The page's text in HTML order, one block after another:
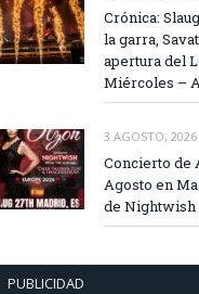
Crónica:
la garra,
apertura del
Miércoles –
3 AGOSTO, 2026
Concierto de
Agosto en
de Nightwish
PUBLICIDAD